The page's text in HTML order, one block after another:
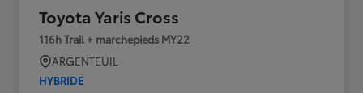
Toyota Yaris Cross
116h Trail + marchepieds MY22
ARGENTEUIL
HYBRIDE